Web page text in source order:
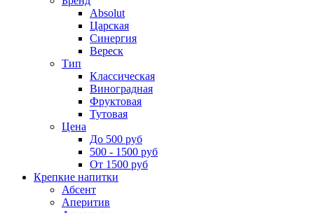
Absolut
Царская
Синергия
Вереск
Тип
Классическая
Виноградная
Фруктовая
Тутовая
Цена
До 500 руб
500 - 1500 руб
От 1500 руб
Крепкие напитки
Абсент
Аперитив